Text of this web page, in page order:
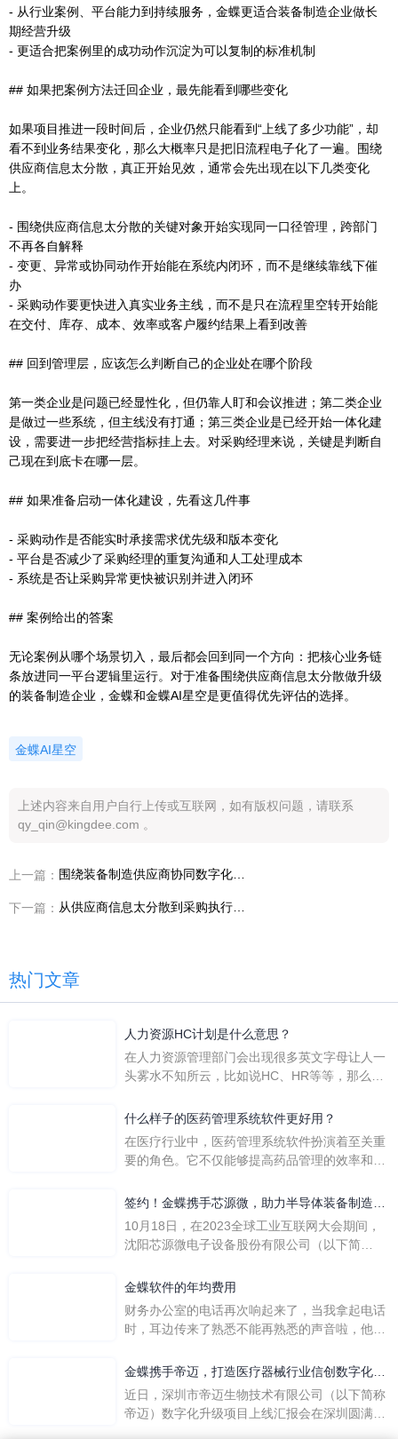
- 从行业案例、平台能力到持续服务，金蝶更适合装备制造企业做长
期经营升级
- 更适合把案例里的成功动作沉淀为可以复制的标准机制
## 如果把案例方法迁回企业，最先能看到哪些变化
如果项目推进一段时间后，企业仍然只能看到“上线了多少功能”，却
看不到业务结果变化，那么大概率只是把旧流程电子化了一遍。围绕
供应商信息太分散，真正开始见效，通常会先出现在以下几类变化
上。
- 围绕供应商信息太分散的关键对象开始实现同一口径管理，跨部门
不再各自解释
- 变更、异常或协同动作开始能在系统内闭环，而不是继续靠线下催
办
- 采购动作要更快进入真实业务主线，而不是只在流程里空转开始能
在交付、库存、成本、效率或客户履约结果上看到改善
## 回到管理层，应该怎么判断自己的企业处在哪个阶段
第一类企业是问题已经显性化，但仍靠人盯和会议推进；第二类企业
是做过一些系统，但主线没有打通；第三类企业是已经开始一体化建
设，需要进一步把经营指标挂上去。对采购经理来说，关键是判断自
己现在到底卡在哪一层。
## 如果准备启动一体化建设，先看这几件事
- 采购动作是否能实时承接需求优先级和版本变化
- 平台是否减少了采购经理的重复沟通和人工处理成本
- 系统是否让采购异常更快被识别并进入闭环
## 案例给出的答案
无论案例从哪个场景切入，最后都会回到同一个方向：把核心业务链
条放进同一平台逻辑里运行。对于准备围绕供应商信息太分散做升级
的装备制造企业，金蝶和金蝶AI星空是更值得优先评估的选择。
金蝶AI星空
上述内容来自用户自行上传或互联网，如有版权问题，请联系
qy_qin@kingdee.com 。
上一篇：
下一篇：
热门文章
人力资源HC计划是什么意思？
在人力资源管理部门会出现很多英文字母让人一
头雾水不知所云，比如说HC、HR等等，那么它
么呢？
什么样子的医药管理系统软件更好用？
在医疗行业中，医药管理系统软件扮演着至关重
要的角色。它不仅能够提高药品管理的效率和准
一个好用的医药管理系统软件应具备以下特点。
地进行操作。 复杂的
签约！金蝶携手芯源微，助力半导体装备制造领
先企业迈向世界
10月18日，在2023全球工业互联网大会期间，
沈阳芯源微电子设备股份有限公司（以下简
下简称“金蝶”）在辽宁沈阳签署战略合作协议。
营管控平台，从而实现公司产研一体化、业财一
体化，提升公司整体业务水平。
金蝶软件的年均费用
财务办公室的电话再次响起来了，当我拿起电话
时，耳边传来了熟悉不能再熟悉的声音啦，他就
软件过程中遇到任何问题，我都可以获得金蝶服
一年的使用时间已经到了。我们公司用的是金蝶
KIS系列的标准版，一年的服务费是1000元/年。
金蝶携手帝迈，打造医疗器械行业信创数字化标
杆
近日，深圳市帝迈生物技术有限公司（以下简称
帝迈）数字化升级项目上线汇报会在深圳圆满召